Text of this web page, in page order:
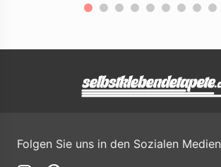
Folgen Sie uns in den Sozialen Medien